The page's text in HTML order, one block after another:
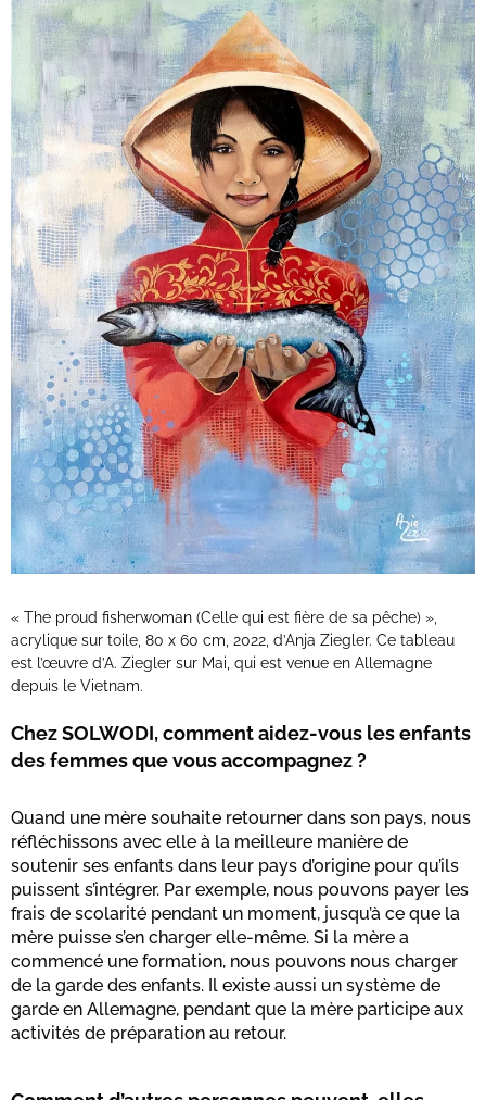
« The proud fisherwoman (Celle qui est fière de sa pêche) »,
acrylique sur toile, 80 x 60 cm, 2022, d’Anja Ziegler. Ce tableau
est l’œuvre d’A. Ziegler sur Mai, qui est venue en Allemagne
depuis le Vietnam.
Chez SOLWODI, comment aidez-vous les enfants
des femmes que vous accompagnez ?
Quand une mère souhaite retourner dans son pays, nous
réfléchissons avec elle à la meilleure manière de
soutenir ses enfants dans leur pays d’origine pour qu’ils
puissent s’intégrer. Par exemple, nous pouvons payer les
frais de scolarité pendant un moment, jusqu’à ce que la
mère puisse s’en charger elle-même. Si la mère a
commencé une formation, nous pouvons nous charger
de la garde des enfants. Il existe aussi un système de
garde en Allemagne, pendant que la mère participe aux
activités de préparation au retour.